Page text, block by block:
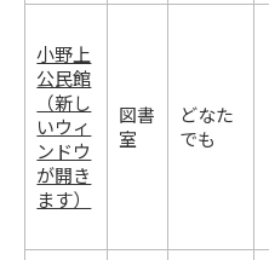
小野上
公民館
（新し
いウィ
ンドウ
が開き
ます）
図書
室
どなた
でも